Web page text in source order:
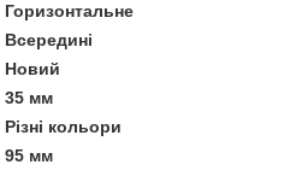
Горизонтальне
Всередині
Новий
35 мм
Різні кольори
95 мм